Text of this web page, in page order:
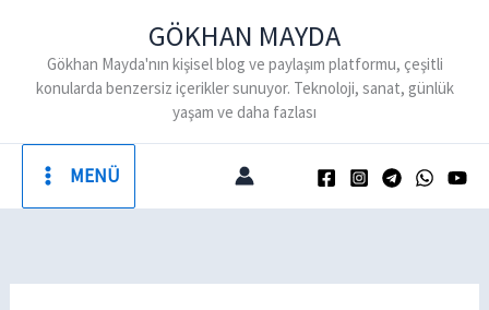
GÖKHAN MAYDA
Gökhan Mayda'nın kişisel blog ve paylaşım platformu, çeşitli
konularda benzersiz içerikler sunuyor. Teknoloji, sanat, günlük
yaşam ve daha fazlası
MENÜ